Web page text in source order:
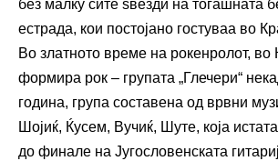
без малку сите ѕвезди на тогашната
естрада, кои постојано гостуваа во
Во златното време на рокенролот, во
формира рок – групата „Глечери“
година, група составена од врвни
Шојиќ, Ќусем, Вучиќ, Шуте, која
до финале на Југословенската